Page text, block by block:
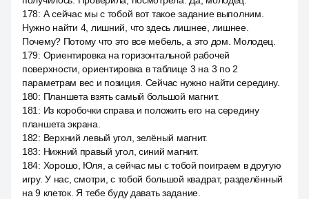
178: А сейчас мы с тобой вот такое задание выполним.
Нужно найти 4, лишний, что здесь лишнее, лишнее.
Почему? Потому что это все мебель, а это дом. Молодец.
179: Ориентировка на горизонтальной рабочей
поверхности, ориентировка в таблице 3 на 3 по 2
параметрам вес и позиция. Сейчас нужно найти середину.
180: Планшета взять самый большой магнит.
181 : Из коробочки справа и положить его на середину
планшета экрана.
182: Верхний левый угол, зелёный магнит.
183: Нижний правый угол, синий магнит.
184: Хорошо, Юля, а сейчас мы с тобой поиграем в другую
игру. У нас, смотри, с тобой большой квадрат, разделённый
на 9 клеток. Я тебе буду давать задание.